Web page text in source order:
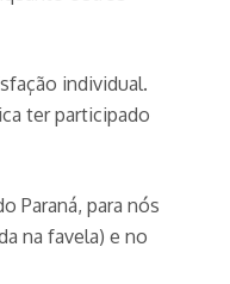
individual.
ter participado
Paraná, para nós
na favela) e no